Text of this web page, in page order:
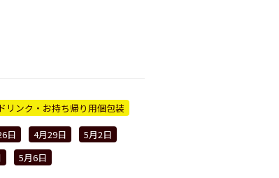
リンク・お持ち帰り用個包装
日 4月29日
5月2日
5月6日